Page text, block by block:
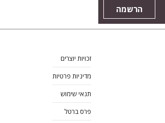
הרשמה
זכויות יוצרים
מדיניות פרטיות
תנאי שימוש
פרס ברטל